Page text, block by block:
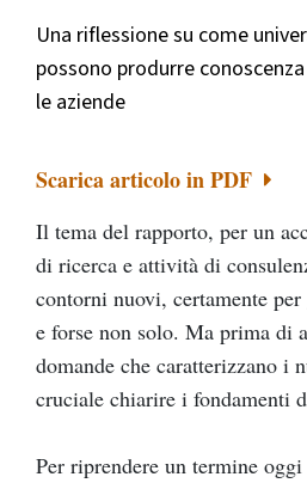
Una riflessione su come
possono produrre
le aziende
Scarica articolo in PDF
Il tema del rapporto, per un
di ricerca e attività di
contorni nuovi, certamente
e forse non solo. Ma prima di
domande che caratterizzano i
cruciale chiarire i fondamenti
Per riprendere un termine